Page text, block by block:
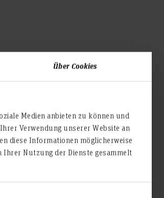
Über Cookies
Medien anbieten zu können und
Verwendung unserer Website an
diese Informationen möglicherweise
Ihrer Nutzung der Dienste gesammelt
für
Hochschule